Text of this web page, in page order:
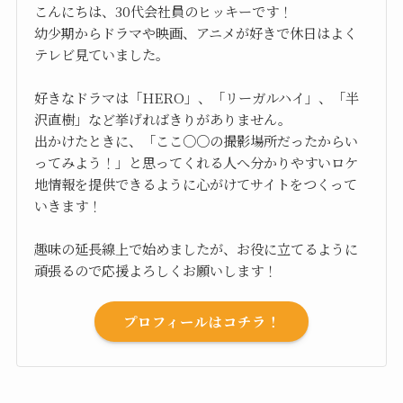
こんにちは、30代会社員のヒッキーです！
幼少期からドラマや映画、アニメが好きで休日はよく
テレビ見ていました。
好きなドラマは「HERO」、「リーガルハイ」、「半
沢直樹」など挙げればきりがありません。
出かけたときに、「ここ○○の撮影場所だったからい
ってみよう！」と思ってくれる人へ分かりやすいロケ
地情報を提供できるように心がけてサイトをつくって
いきます！
趣味の延長線上で始めましたが、お役に立てるように
頑張るので応援よろしくお願いします！
プロフィールはコチラ！